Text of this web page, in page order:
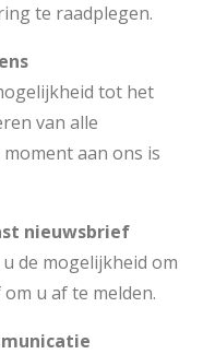
te raadplegen.
tot het
van alle
aan ons is
nieuwsbrief
de mogelijkheid om
u af te melden.